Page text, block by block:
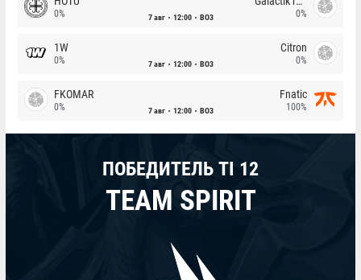
0% 7 авг 12:00 BO3 0%
1W
0% 7 авг 12:00 BO3
Citron
0%
FKOMAR
0% 7 авг 12:00 BO3
Fnatic
100%
ПОБЕДИТЕЛЬ TI 12
TEAM SPIRIT